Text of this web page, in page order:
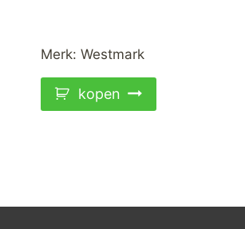
Merk: Westmark
kopen